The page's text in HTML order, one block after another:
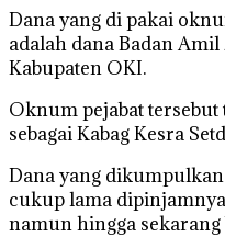
Dana yang di pakai
adalah dana Badan
Kabupaten OKI.
Oknum pejabat
sebagai Kabag Kesra
Dana yang
cukup lama
namun hingga